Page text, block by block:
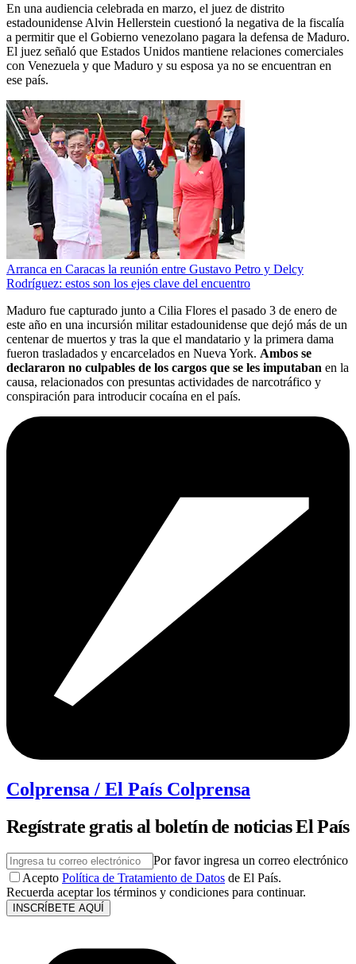
En una audiencia celebrada en marzo, el juez de distrito
estadounidense Alvin Hellerstein cuestionó la negativa de la fiscalía
a permitir que el Gobierno venezolano pagara la defensa de Maduro.
El juez señaló que Estados Unidos mantiene relaciones comerciales
con Venezuela y que Maduro y su esposa ya no se encuentran en
ese país.
Arranca en Caracas la reunión entre Gustavo Petro y Delcy
Rodríguez: estos son los ejes clave del encuentro
Maduro fue capturado junto a Cilia Flores el pasado 3 de enero de
este año en una incursión militar estadounidense que dejó más de un
centenar de muertos y tras la que el mandatario y la primera dama
fueron trasladados y encarcelados en Nueva York. Ambos se
declararon no culpables de los cargos que se les imputaban en la
causa, relacionados con presuntas actividades de narcotráfico y
conspiración para introducir cocaína en el país.
Colprensa / El País Colprensa
Regístrate gratis al boletín de noticias El País
Por favor ingresa un correo electrónico
Acepto Política de Tratamiento de Datos de El País.
Recuerda aceptar los términos y condiciones para continuar.
INSCRÍBETE AQUÍ